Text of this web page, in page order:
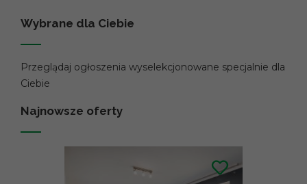
Wybrane dla Ciebie
Przeglądaj ogłoszenia wyselekcjonowane specjalnie dla
Ciebie
Najnowsze oferty